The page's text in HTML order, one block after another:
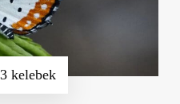
kelebek